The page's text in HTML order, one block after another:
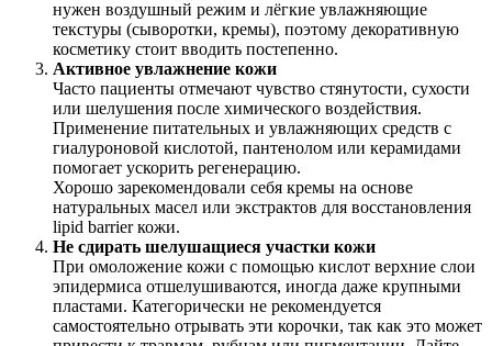
нужен воздушный режим и лёгкие увлажняющие
текстуры (сыворотки, кремы), поэтому декоративную
косметику стоит вводить постепенно.
Активное увлажнение кожи
Часто пациенты отмечают чувство стянутости, сухости
или шелушения после химического воздействия.
Применение питательных и увлажняющих средств с
гиалуроновой кислотой, пантенолом или керамидами
помогает ускорить регенерацию.
Хорошо зарекомендовали себя кремы на основе
натуральных масел или экстрактов для восстановления
lipid barrier кожи.
Не сдирать шелушащиеся участки кожи
При омоложение кожи с помощью кислот верхние слои
эпидермиса отшелушиваются, иногда даже крупными
пластами. Категорически не рекомендуется
самостоятельно отрывать эти корочки, так как это может